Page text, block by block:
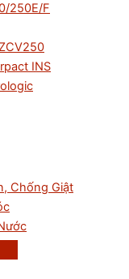
250E/F
INS
Chống Giật